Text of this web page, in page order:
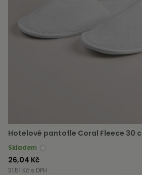
Hotelové pantofle Coral Fleece 30
Skladem
26,04 Kč
31,51 Kč s DPH